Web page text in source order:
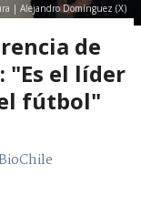
| Alejandro Domínguez (X)
de
"Es el líder
fútbol"